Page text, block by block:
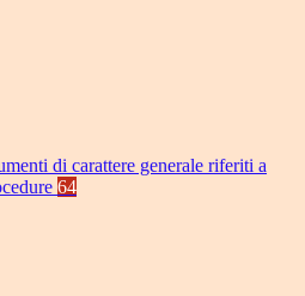
di carattere generale riferiti a
64